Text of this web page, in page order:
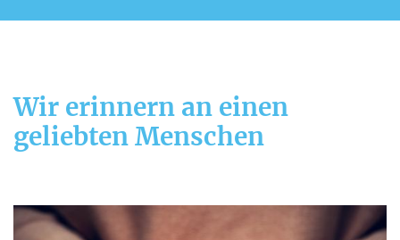
Wir erinnern an einen
geliebten Menschen